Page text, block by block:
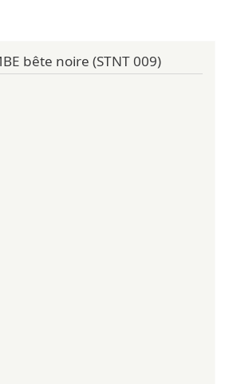
bête noire (STNT 009)